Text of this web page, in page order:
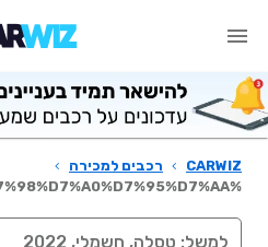
CARWIZ
› רכבים למכירה
›
%D7%A7%D7%98%D7%A0%D7%95%D7%AA